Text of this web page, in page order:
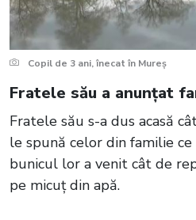
Copil de 3 ani, înecat în Mureș
Fratele său a anunțat
Fratele său s-a dus acasă
le spună celor din familie
bunicul lor a venit cât de
pe micuț din apă.